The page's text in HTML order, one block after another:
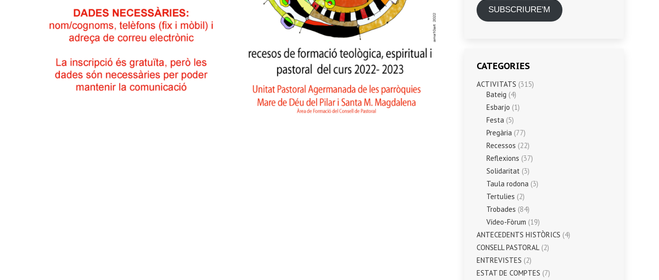
SUBSCRIURE'M
CATEGORIES
ACTIVITATS (315)
Bateig (4)
Esbarjo (1)
Festa (5)
Pregària (77)
Recessos (22)
Reflexions (37)
Solidaritat (3)
Taula rodona (3)
Tertulies (2)
Trobades (84)
Vídeo-Fòrum (19)
ANTECEDENTS HISTÒRICS (4)
CONSELL PASTORAL (2)
ENTREVISTES (2)
ESTAT DE COMPTES (7)